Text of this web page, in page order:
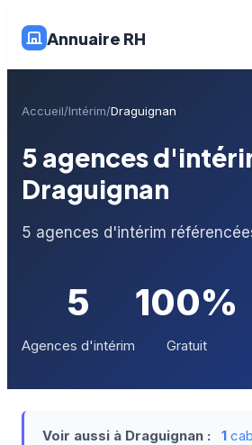
Annuaire RH
Accueil Intérim Draguignan
5 agences
Draguignan
5 agences d'intérim
5
Agences d'intérim
100%
Gratuit
Voir aussi à Draguignan : 1